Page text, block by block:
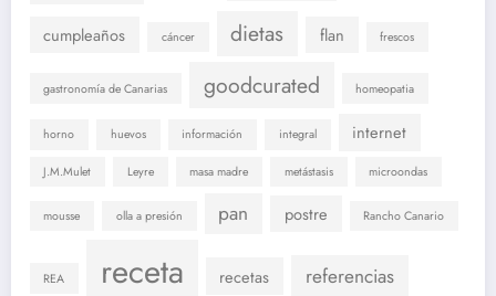
cumpleaños cáncer dietas flan frescos
gastronomía de Canarias goodcurated homeopatia
horno huevos información integral internet
J.M.Mulet Leyre masa madre metástasis microondas
mousse olla a presión pan postre Rancho Canario
REA receta recetas
referencias